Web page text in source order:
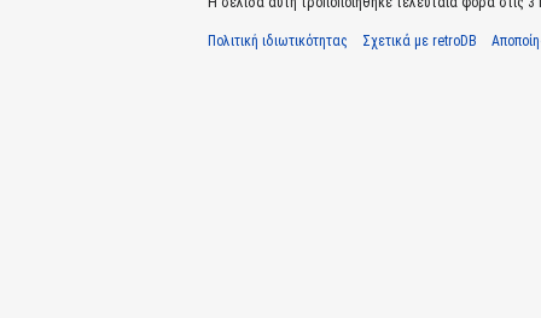
Πολιτική ιδιωτικότητας Σχετικά με retroDB